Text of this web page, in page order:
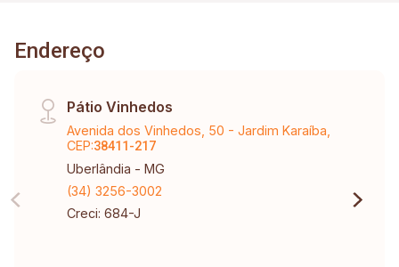
Endereço
Pátio Vinhedos
Avenida dos Vinhedos, 50 - Jardim Karaíba,
CEP:38411-217
Uberlândia - MG
(34) 3256-3002
Creci: 684-J